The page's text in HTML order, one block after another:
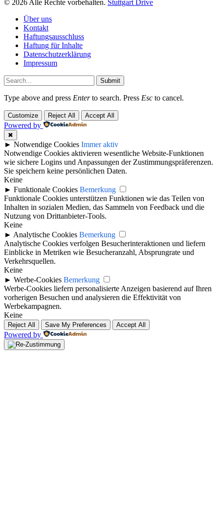
© 2026 Alle Rechte vorbehalten. Stuttgart Drive
Über uns
Kontakt
Haftungsausschluss
Haftung für Inhalte
Datenschutzerklärung
Impressum
Submit
Type above and press Enterto search. Press Esc to cancel.
Customize Reject All Accept All
Powered by
✖
► Notwendige Cookies Immer aktiv
Notwendige Cookies aktivieren wesentliche Website-Funktionen
wie sichere Logins und Anpassungen der Zustimmungspräferenzen.
Sie speichern keine persönlichen Daten.
Keine
► Funktionale Cookies Bemerkung
Funktionale Cookies unterstützen Funktionen wie das Teilen von
Inhalten in sozialen Medien, das Sammeln von Feedback und die
Nutzung von Drittanbieter-Tools.
Keine
► Analytische Cookies Bemerkung
Analytische Cookies verfolgen Besucherinteraktionen und liefern
Einblicke in Metriken wie Besucheranzahl, Absprungrate und
Verkehrsquellen.
Keine
► Werbe-Cookies Bemerkung
Werbe-Cookies liefern personalisierte Anzeigen basierend auf Ihren
vorherigen Besuchen und analysieren die Effektivität von
Werbekampagnen.
Keine
Reject All Save My Preferences Accept All
Powered by